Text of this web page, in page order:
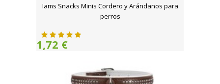
Iams Snacks Minis Cordero y Arándanos para
perros
1,72 €